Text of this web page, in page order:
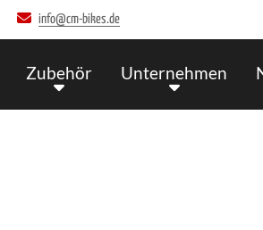
info@cm-bikes.de
Zubehör Unternehmen